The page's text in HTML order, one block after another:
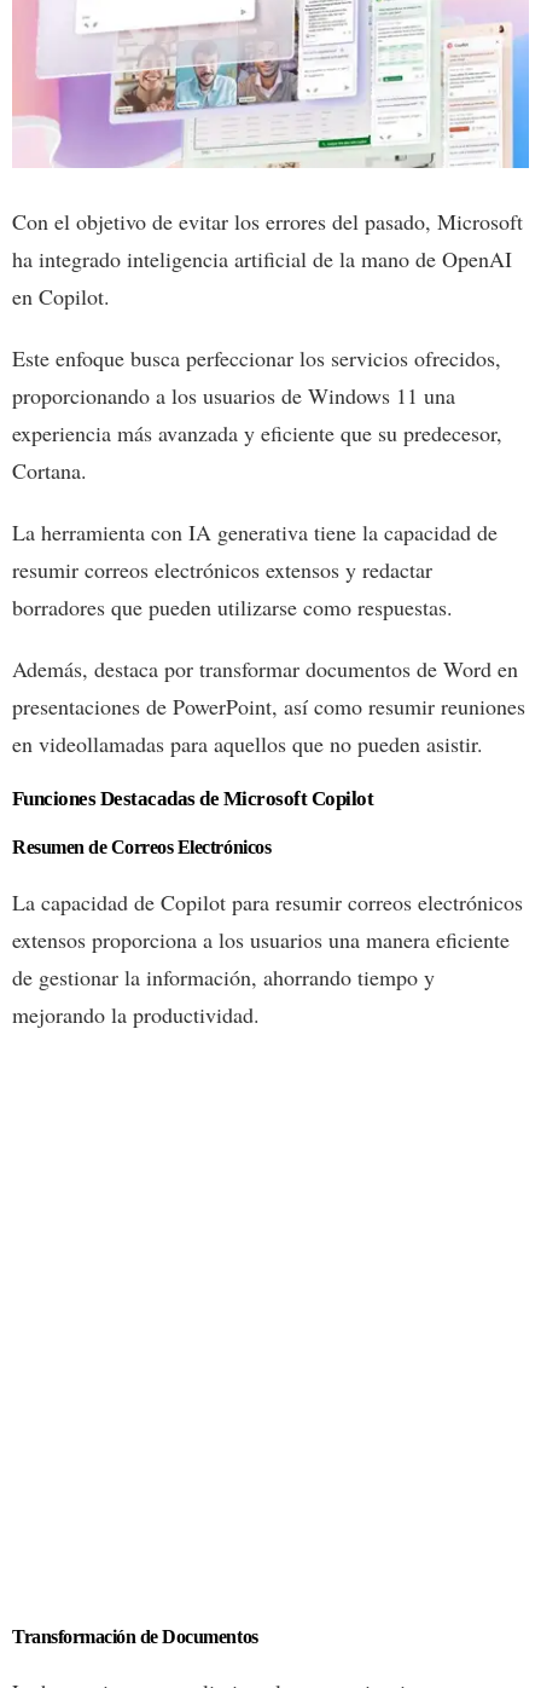
Con el objetivo de evitar los errores del pasado, Microsoft
ha integrado inteligencia artificial de la mano de OpenAI
en Copilot.
Este enfoque busca perfeccionar los servicios ofrecidos,
proporcionando a los usuarios de Windows 11 una
experiencia más avanzada y eficiente que su predecesor,
Cortana.
La herramienta con IA generativa tiene la capacidad de
resumir correos electrónicos extensos y redactar
borradores que pueden utilizarse como respuestas.
Además, destaca por transformar documentos de Word en
presentaciones de PowerPoint, así como resumir reuniones
en videollamadas para aquellos que no pueden asistir.
Funciones Destacadas de Microsoft Copilot
Resumen de Correos Electrónicos
La capacidad de Copilot para resumir correos electrónicos
extensos proporciona a los usuarios una manera eficiente
de gestionar la información, ahorrando tiempo y
mejorando la productividad.
Transformación de Documentos